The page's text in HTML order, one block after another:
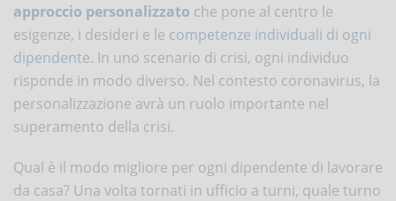
approccio personalizzato che pone al centro le
esigenze, i desideri e le competenze individuali di ogni
dipendente. In uno scenario di crisi, ogni individuo
risponde in modo diverso. Nel contesto coronavirus, la
personalizzazione avrà un ruolo importante nel
superamento della crisi.
Qual è il modo migliore per ogni dipendente di lavorare
da casa? Una volta tornati in ufficio a turni, quale turno